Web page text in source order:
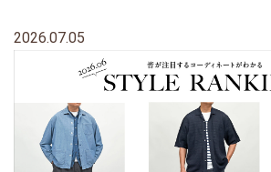
2026.07.05